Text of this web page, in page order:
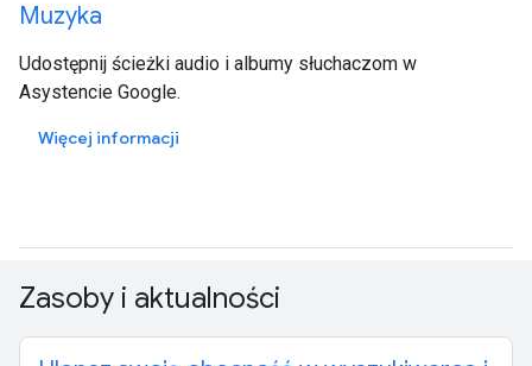
Muzyka
Udostępnij ścieżki audio i albumy słuchaczom w
Asystencie Google.
Więcej informacji
Zasoby i aktualności